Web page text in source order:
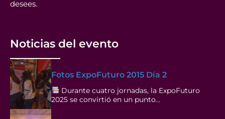
desees.
Noticias del evento
Fotos ExpoFuturo 2015 Día 2
Durante cuatro jornadas, la ExpoFuturo
2025 se convirtió en un punto…